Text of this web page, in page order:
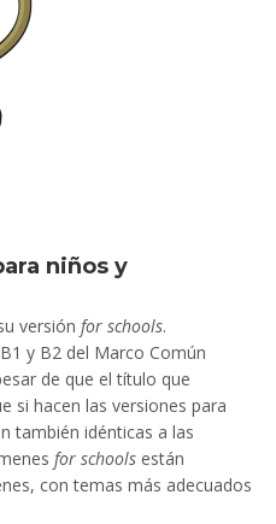
niños y
versión for schools.
y B2 del Marco Común
de que el título que
si hacen las versiones para
también idénticas a las
for schools están
con temas más adecuados